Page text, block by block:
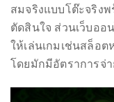
TWEETS
BY
สมจริงแบบโต๊ะจริง
ตัดสินใจ ส่วนเว็บออ
ให้เล่นเกมเช่นสล็อ
โดยมักมีอัตราการจ่